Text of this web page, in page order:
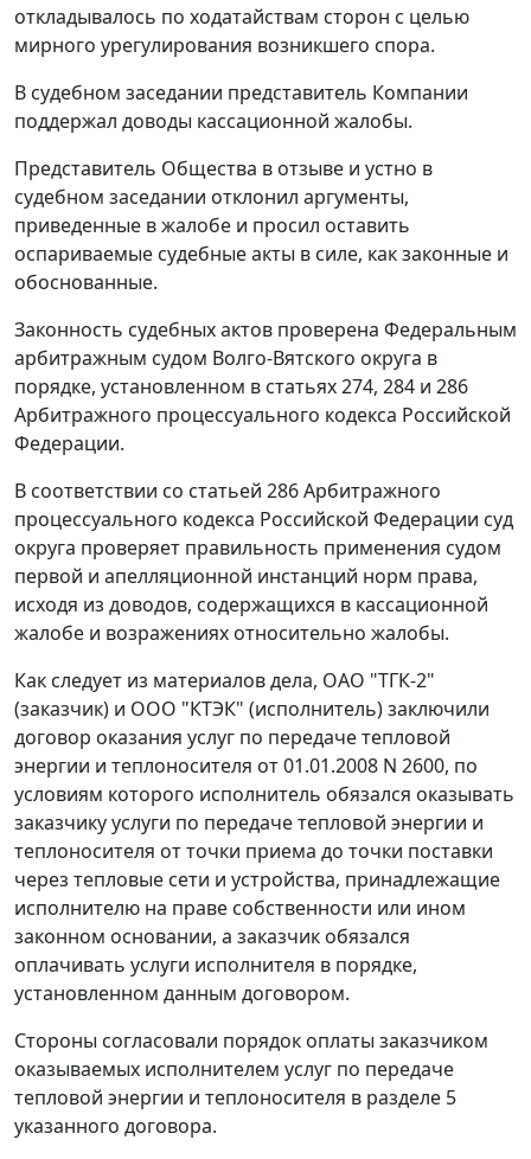
откладывалось по ходатайствам сторон с целью
мирного урегулирования возникшего спора.
В судебном заседании представитель Компании
поддержал доводы кассационной жалобы.
Представитель Общества в отзыве и устно в
судебном заседании отклонил аргументы,
приведенные в жалобе и просил оставить
оспариваемые судебные акты в силе, как законные и
обоснованные.
Законность судебных актов проверена Федеральным
арбитражным судом Волго-Вятского округа в
порядке, установленном в статьях 274, 284 и 286
Арбитражного процессуального кодекса Российской
Федерации.
В соответствии со статьей 286Арбитражного
процессуального кодекса Российской Федерации суд
округа проверяет правильность применения судом
первой и апелляционной инстанций норм права,
исходя из доводов, содержащихся в кассационной
жалобе и возражениях относительно жалобы.
Как следует из материалов дела, ОАО "ТГК-2"
(заказчик) и ООО "КТЭК" (исполнитель) заключили
договор оказания услуг по передаче тепловой
энергии и теплоносителя от 01.01.2008 N 2600, по
условиям которого исполнитель обязался оказывать
заказчику услуги по передаче тепловой энергии и
теплоносителя от точки приема до точки поставки
через тепловые сети и устройства, принадлежащие
исполнителю на праве собственности или ином
законном основании, а заказчик обязался
оплачивать услуги исполнителя в порядке,
установленном данным договором.
Стороны согласовали порядок оплаты заказчиком
оказываемых исполнителем услуг по передаче
тепловой энергии и теплоносителя в разделе 5
указанного договора.